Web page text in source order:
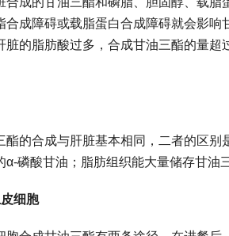
合成障碍或载脂蛋白合成障碍就会影响
脏的脂肪酸过多，合成甘油三酯的量
酯的合成与肝脏基本相同，二者的区
α-磷酸甘油；脂肪组织能大量储存甘油
细胞